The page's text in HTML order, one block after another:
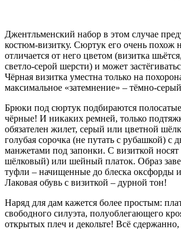
Джентльменский набор в этом случае
костюм-визитку. Сюртук его очень похож
отличается от него цветом (визитка
светло-серой шерсти) и может
Чёрная визитка уместна только на
максимальное «затемнение» – тёмно-
Брюки под сюртук подбираются
чёрные! И никаких ремней, только
обязателен жилет, серый или цветной
голубая сорочка (не путать с рубашкой) с
манжетами под запонки. С визиткой носят
шёлковый) или шейный платок. Образ
туфли – начищенные до блеска оксфорды
Лаковая обувь с визиткой – дурной тон!
Наряд для дам кажется более простым:
свободного силуэта, полуоблегающего
открытых плеч и декольте! Всё